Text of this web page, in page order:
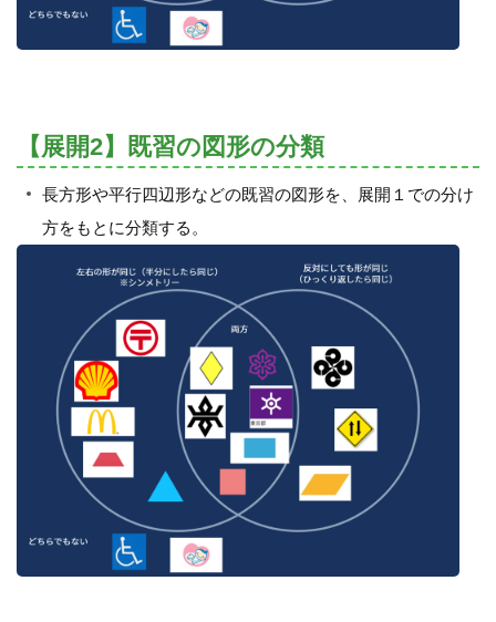
【展開2】既習の図形の分類
長方形や平行四辺形などの既習の図形を、展開１での分け
方をもとに分類する。